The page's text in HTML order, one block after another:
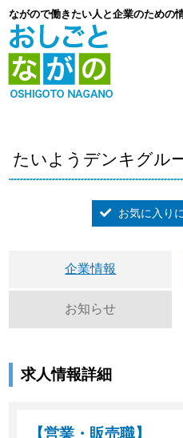
ながので働きたい人と企業のための
たいようデンキグル
お気に入り
企業情報
お知らせ
求人情報詳細
【営業・販売職】